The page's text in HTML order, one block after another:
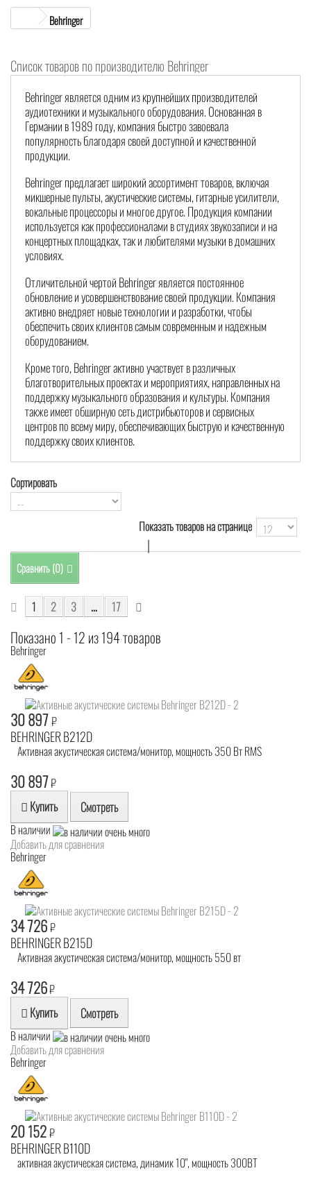
Behringer
Список товаров по производителю Behringer
Behringer является одним из крупнейших производителей
аудиотехники и музыкального оборудования. Основанная в
Германии в 1989 году, компания быстро завоевала
популярность благодаря своей доступной и качественной
продукции.
Behringer предлагает широкий ассортимент товаров, включая
микшерные пульты, акустические системы, гитарные усилители,
вокальные процессоры и многое другое. Продукция компании
используется как профессионалами в студиях звукозаписи и на
концертных площадках, так и любителями музыки в домашних
условиях.
Отличительной чертой Behringer является постоянное
обновление и усовершенствование своей продукции. Компания
активно внедряет новые технологии и разработки, чтобы
обеспечить своих клиентов самым современным и надежным
оборудованием.
Кроме того, Behringer активно участвует в различных
благотворительных проектах и мероприятиях, направленных на
поддержку музыкального образования и культуры. Компания
также имеет обширную сеть дистрибьюторов и сервисных
центров по всему миру, обеспечивающих быструю и качественную
поддержку своих клиентов.
Сортировать
Показать товаров на странице
|
Сравнить (0)
1 2 3 ... 17
Показано 1 - 12 из 194 товаров
Behringer
30 897₽
BEHRINGER B212D
Активная акустическая система/монитор, мощность 350 Вт RMS
30 897₽
Купить Смотреть
В наличии
Добавить для сравнения
Behringer
34 726₽
BEHRINGER B215D
Активная акустическая система/монитор, мощность 550 вт
34 726₽
Купить Смотреть
В наличии
Добавить для сравнения
Behringer
20 152₽
BEHRINGER B110D
активная акустическая система, динамик 10", мощность 300ВТ